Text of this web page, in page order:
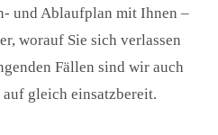
und Ablaufplan mit Ihnen –
worauf Sie sich verlassen
Fällen sind wir auch
gleich einsatzbereit.